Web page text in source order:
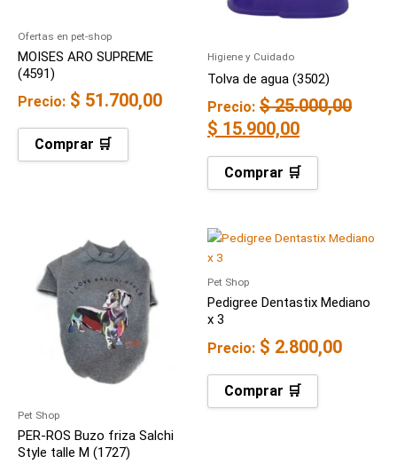
Ofertas en pet-shop
MOISES ARO SUPREME
(4591)
Precio: $ 51.700,00
Comprar 🛒
Higiene y Cuidado
Tolva de agua (3502)
Precio: $25.000,00
$ 15.900,00
Comprar 🛒
Pet Shop
PER-ROS Buzo friza Salchi
Style talle M (1727)
Pet Shop
Pedigree Dentastix Mediano
x 3
Precio: $ 2.800,00
Comprar 🛒